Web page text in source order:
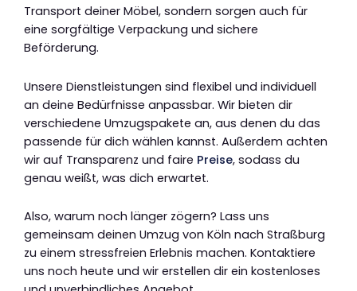
Transport deiner Möbel, sondern sorgen auch für
eine sorgfältige Verpackung und sichere
Beförderung.
Unsere Dienstleistungen sind flexibel und individuell
an deine Bedürfnisse anpassbar. Wir bieten dir
verschiedene Umzugspakete an, aus denen du das
passende für dich wählen kannst. Außerdem achten
wir auf Transparenz und faire Preise, sodass du
genau weißt, was dich erwartet.
Also, warum noch länger zögern? Lass uns
gemeinsam deinen Umzug von Köln nach Straßburg
zu einem stressfreien Erlebnis machen. Kontaktiere
uns noch heute und wir erstellen dir ein kostenloses